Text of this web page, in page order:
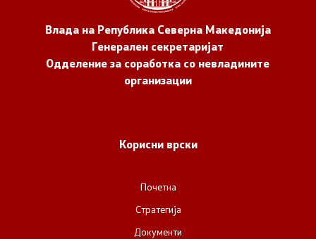
Влада на Република Северна Македонија
Генерален секретаријат
Одделение за соработка со невладините
организации
Корисни врски
Почетна
Стратегија
Документи